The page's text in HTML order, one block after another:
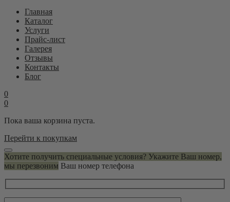
Главная
Каталог
Услуги
Прайс-лист
Галерея
Отзывы
Контакты
Блог
0
0
Пока ваша корзина пуста.
Перейти к покупкам
Хотите получить специальные условия? Укажите Ваш номер,
мы перезвоним Ваш номер телефона